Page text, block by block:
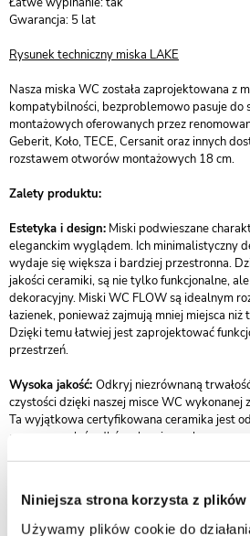
Niniejsza strona korzysta z plików
Używamy plików cookie do
Gwarancja: 5 lat
Rysunek techniczny miska LAKE
Nasza miska WC została zaprojektowana z
kompatybilności, bezproblemowo pasuje do
montażowych oferowanych przez
Geberit, Koło, TECE, Cersanit oraz innych
rozstawem otworów montażowych 18 cm.
Zalety produktu:
Estetyka i design: Miski podwieszane
eleganckim wyglądem. Ich minimalistyczny
wydaje się większa i bardziej przestronna.
jakości ceramiki, są nie tylko funkcjonalne,
dekoracyjny. Miski WC FLOW są idealnym
łazienek, ponieważ zajmują mniej miejsca
Dzięki temu łatwiej jest zaprojektować
przestrzeń.
Wysoka jakość: Odkryj niezrównaną
czystości dzięki naszej misce WC wykonanej
Ta wyjątkowa certyfikowana ceramika jest
agresywnych środków chemicznych oraz
Ceramika ANTI-BACTERIAL GLAZE: